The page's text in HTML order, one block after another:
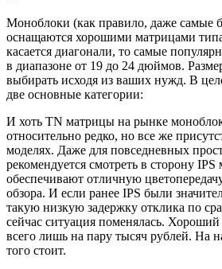
Моноблоки (как правило, даже самые
оснащаются хорошими матрицами
касается диагонали, то самые
в диапазоне от 19 до 24 дюймов.
выбирать исходя из ваших нужд. В
две основные категории:
И хоть TN матрицы на рынке
относительно редко, но все же
моделях. Даже для повседневных
рекомендуется смотреть в сторону
обеспечивают отличную
обзора. И если ранее IPS были
такую низкую задержку отклика по
сейчас ситуация поменялась.
всего лишь на пару тысяч рублей. На
того стоит.